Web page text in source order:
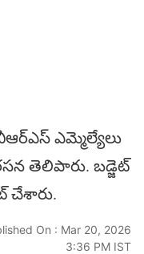
ఎమ్మెల్యేలు
తెలిపారు. బడ్జెట్
On : Mar 20, 2026
3:36 PM IST